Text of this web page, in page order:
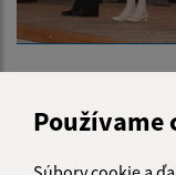
Používame
Zoznam